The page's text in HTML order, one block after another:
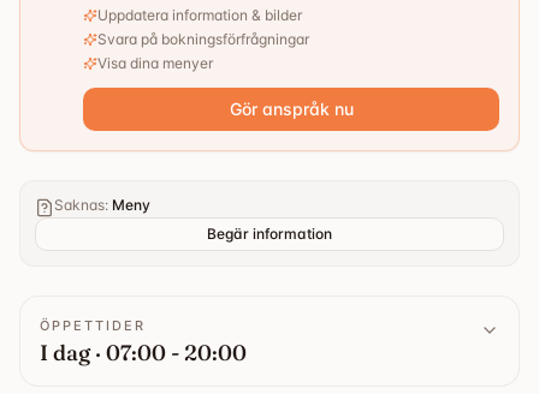
Uppdatera information & bilder
Svara på bokningsförfrågningar
Visa dina menyer
Gör anspråk nu
Saknas: Meny
Begär information
ÖPPETTIDER
I dag · 07:00 - 20:00